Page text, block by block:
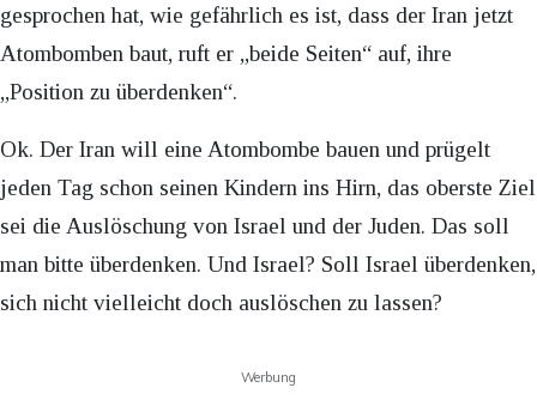
gesprochen hat, wie gefährlich es ist, dass der Iran jetzt
Atombomben baut, ruft er „beide Seiten“ auf, ihre
„Position zu überdenken“.
Ok. Der Iran will eine Atombombe bauen und prügelt
jeden Tag schon seinen Kindern ins Hirn, das oberste Ziel
sei die Auslöschung von Israel und der Juden. Das soll
man bitte überdenken. Und Israel? Soll Israel überdenken,
sich nicht vielleicht doch auslöschen zu lassen?
Werbung